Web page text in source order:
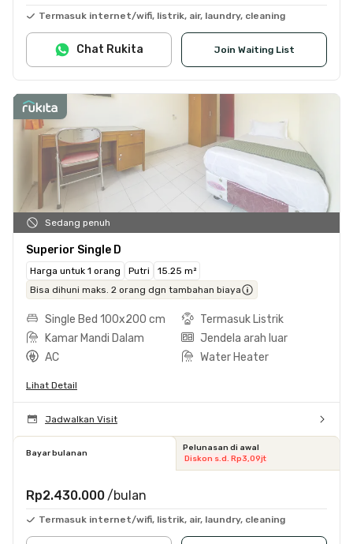
Termasuk internet/wifi, listrik, air, laundry, cleaning
Join Waiting List
Chat Rukita
Sedang penuh
Superior Single D
Harga untuk 1 orang Putri
15.25 m²
Bisa dihuni maks. 2 orang dgn tambahan biaya
Single Bed 100x200 cm
Termasuk Listrik
Kamar Mandi Dalam
Jendela arah luar
AC
Water Heater
Lihat Detail
Jadwalkan Visit
Bayar bulanan
Pelunasan di awal
Diskon s.d. Rp3,09jt
Rp2.430.000 /bulan
Termasuk internet/wifi, listrik, air, laundry, cleaning